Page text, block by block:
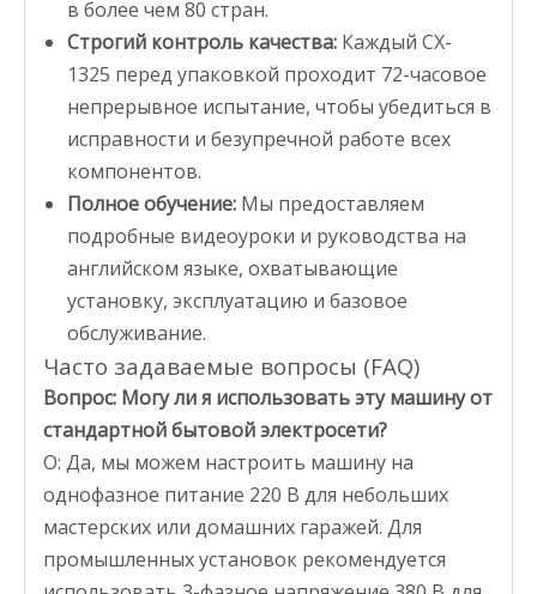
в более чем 80 стран.
Строгий контроль качества: Каждый CX-
1325 перед упаковкой проходит 72-часовое
непрерывное испытание, чтобы убедиться в
исправности и безупречной работе всех
компонентов.
Полное обучение: Мы предоставляем
подробные видеоуроки и руководства на
английском языке, охватывающие
установку, эксплуатацию и базовое
обслуживание.
Часто задаваемые вопросы (FAQ)
Вопрос: Могу ли я использовать эту машину от
стандартной бытовой электросети?
О: Да, мы можем настроить машину на
однофазное питание 220 В для небольших
мастерских или домашних гаражей. Для
промышленных установок рекомендуется